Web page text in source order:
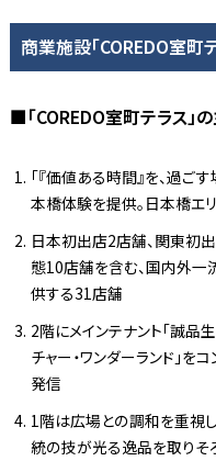
商業施設「COREDO室町
■「COREDO室町テラス」
「『価値ある時間』を、過ご
本橋体験を提供。日本橋エ
日本初出店2店舗、関東初
態10店舗を含む、国内外一流
供する31店舗
2階にメインテナント「誠品
チャー・ワンダーランド」
発信
1階は広場との調和を重視し
統の技が光る逸品を取りそ